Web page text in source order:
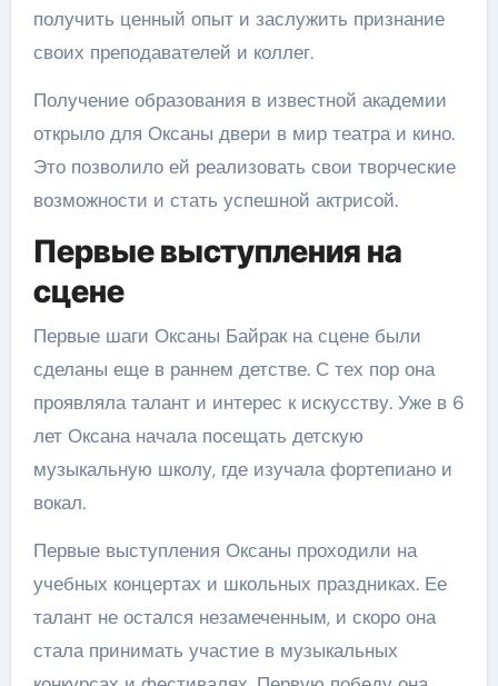
получить ценный опыт и заслужить признание
своих преподавателей и коллег.
Получение образования в известной академии
открыло для Оксаны двери в мир театра и кино.
Это позволило ей реализовать свои творческие
возможности и стать успешной актрисой.
Первые выступления на
сцене
Первые шаги Оксаны Байрак на сцене были
сделаны еще в раннем детстве. С тех пор она
проявляла талант и интерес к искусству. Уже в 6
лет Оксана начала посещать детскую
музыкальную школу, где изучала фортепиано и
вокал.
Первые выступления Оксаны проходили на
учебных концертах и школьных праздниках. Ее
талант не остался незамеченным, и скоро она
стала принимать участие в музыкальных